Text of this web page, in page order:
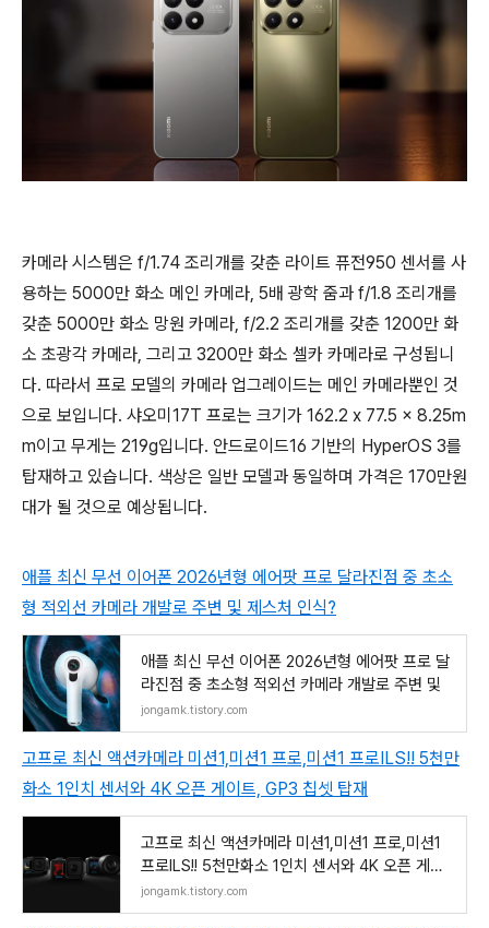
카메라 시스템은 f/1.74 조리개를 갖춘 라이트 퓨전950 센서를 사
용하는 5000만 화소 메인 카메라, 5배 광학 줌과 f/1.8 조리개를
갖춘 5000만 화소 망원 카메라, f/2.2 조리개를 갖춘 1200만 화
소 초광각 카메라, 그리고 3200만 화소 셀카 카메라로 구성됩니
다. 따라서 프로 모델의 카메라 업그레이드는 메인 카메라뿐인 것
으로 보입니다. 샤오미17T 프로는 크기가 162.2 x 77.5 x 8.25m
m이고 무게는 219g입니다. 안드로이드16 기반의 HyperOS 3를
탑재하고 있습니다. 색상은 일반 모델과 동일하며 가격은 170만원
대가 될 것으로 예상됩니다.
애플 최신 무선 이어폰 2026년형 에어팟 프로 달라진점 중 초소
형 적외선 카메라 개발로 주변 및 제스처 인식?
애플 최신 무선 이어폰 2026년형 에어팟 프로 달
라진점 중 초소형 적외선 카메라 개발로 주변 및
jongamk.tistory.com
고프로 최신 액션카메라 미션1,미션1 프로,미션1 프로ILS!! 5천만
화소 1인치 센서와 4K 오픈 게이트, GP3 칩셋 탑재
고프로 최신 액션카메라 미션1,미션1 프로,미션1
프로ILS!! 5천만화소 1인치 센서와 4K 오픈 게이
트,
jongamk.tistory.com